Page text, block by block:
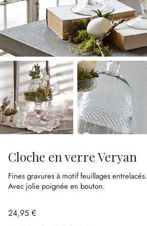
Cloche en verre Veryan
Fines gravures à motif feuillages entrelacés.
Avec jolie poignée en bouton.
24,95 €